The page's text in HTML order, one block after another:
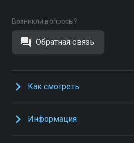
Возникли вопросы?
Обратная связь
Как смотреть
Информация